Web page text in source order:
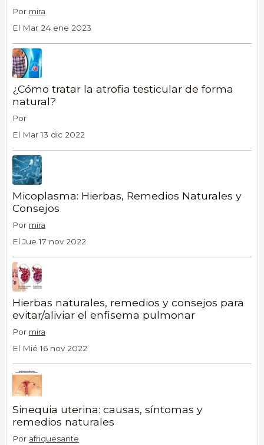
Por mira
El Mar 24 ene 2023
¿Cómo tratar la atrofia testicular de forma
natural?
Por
El Mar 13 dic 2022
Micoplasma: Hierbas, Remedios Naturales y
Consejos
Por mira
El Jue 17 nov 2022
Hierbas naturales, remedios y consejos para
evitar/aliviar el enfisema pulmonar
Por mira
El Mié 16 nov 2022
Sinequia uterina: causas, síntomas y
remedios naturales
Por afriquesante